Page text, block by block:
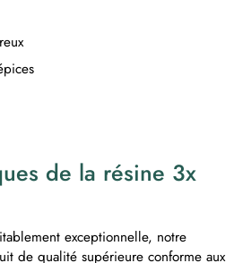
de la résine 3x
exceptionnelle, notre
de qualité supérieure conforme aux